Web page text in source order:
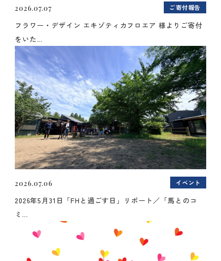
2026.07.07 ご寄付報告
フラワー・デザイン エキゾティカフロエア 様よりご寄付
をいた...
2026.07.06 イベント
2026年5月31日「FHと過ごす日」リポート／「馬とのコ
ミ...